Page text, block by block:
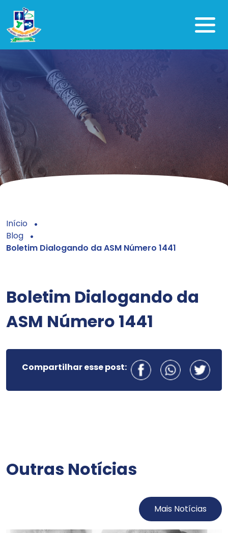
Início
Blog
Boletim Dialogando da ASM Número 1441
Boletim Dialogando da
ASM Número 1441
Compartilhar esse post:
Outras Notícias
Mais Notícias